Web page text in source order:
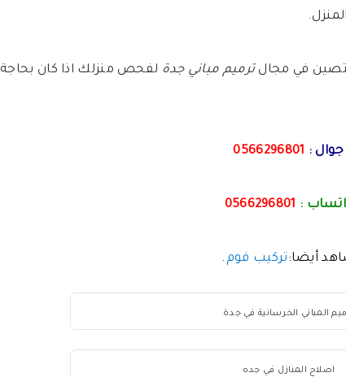
في مجال ترميم مباني جدة لفحص منزلك اذا كان بحاجة
جوال : 0566296801
:
0566296801
أيضا: تركيب فوم.
المباني الخرسانية في جدة
اصلاح المنازل في جده